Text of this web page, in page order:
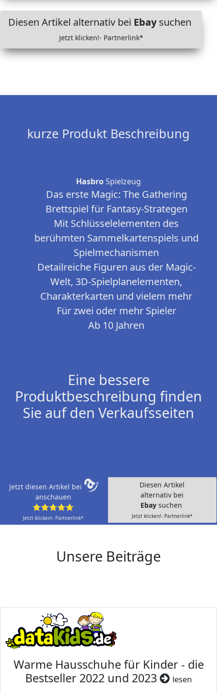
Diesen Artikel alternativ bei Ebaysuchen
Jetzt klicken!- Partnerlink*
kurze Produkt Beschreibung
HasbroSpielzeug
Das erste Magic: The Gathering
Brettspiel für Fantasy-Strategen
Mit Schlüsselelementen des
berühmten Sammelkartenspiels und
Spielmechanismen
Detailreiche Figuren aus der Magic-
Welt, 3D-Spielplanelementen,
Charakterkarten und vielem mehr
Für zwei oder mehr Spieler
Ab 10 Jahren
Eine bessere
Produktbeschreibung finden
Sie auf den Verkaufsseiten
Jetzt diesen Artikel bei
anschauen
⭐⭐⭐⭐⭐
Jetzt klicken!- Partnerlink*
Diesen Artikel
alternativ bei
Ebay suchen
Jetzt klicken!- Partnerlink*
Unsere Beiträge
Warme Hausschuhe für Kinder - die
Bestseller 2022 und 2023
lesen